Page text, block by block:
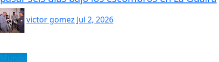
victor gomez Jul 2, 2026